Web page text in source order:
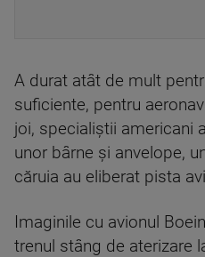
A durat atât de mult
suficiente, pentru
joi, specialiștii americani
unor bârne și anvelope,
căruia au eliberat pista
Imaginile cu avionul
trenul stâng de aterizare